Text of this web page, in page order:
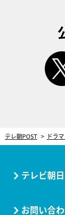
テレ朝POST ドラ
テレビ朝日
お問い合